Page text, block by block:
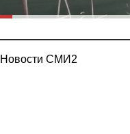
Новости СМИ2